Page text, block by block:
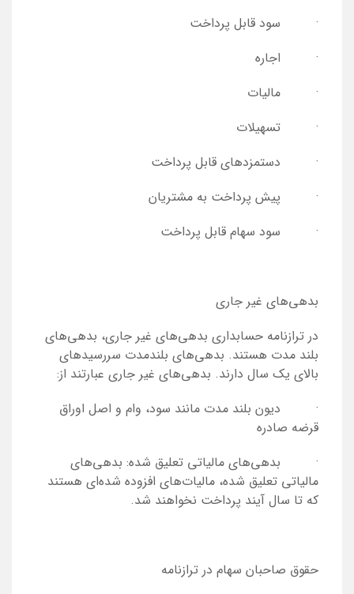
· سود قابل پرداخت
· اجاره
· مالیات
· تسهیلات
· دستمزدهای قابل پرداخت
· پیش پرداخت به مشتریان
· سود سهام قابل پرداخت
بدهی‌های غیر جاری
در ترازنامه حسابداری بدهی‌های غیر جاری، بدهی‌های
بلند مدت هستند. بدهی‌های بلندمدت سررسید‌های
بالای یک سال دارند. بدهی‌های غیر جاری عبارتند از:
· دیون بلند مدت مانند سود، وام و اصل اوراق
قرضه صادره
· بدهی‌های مالیاتی تعلیق شده: بدهی‌های
مالیاتی تعلیق شده، مالیات‌های افزوده شده‌ای هستند
که تا سال آیند پرداخت نخواهند شد.
حقوق صاحبان سهام در ترازنامه